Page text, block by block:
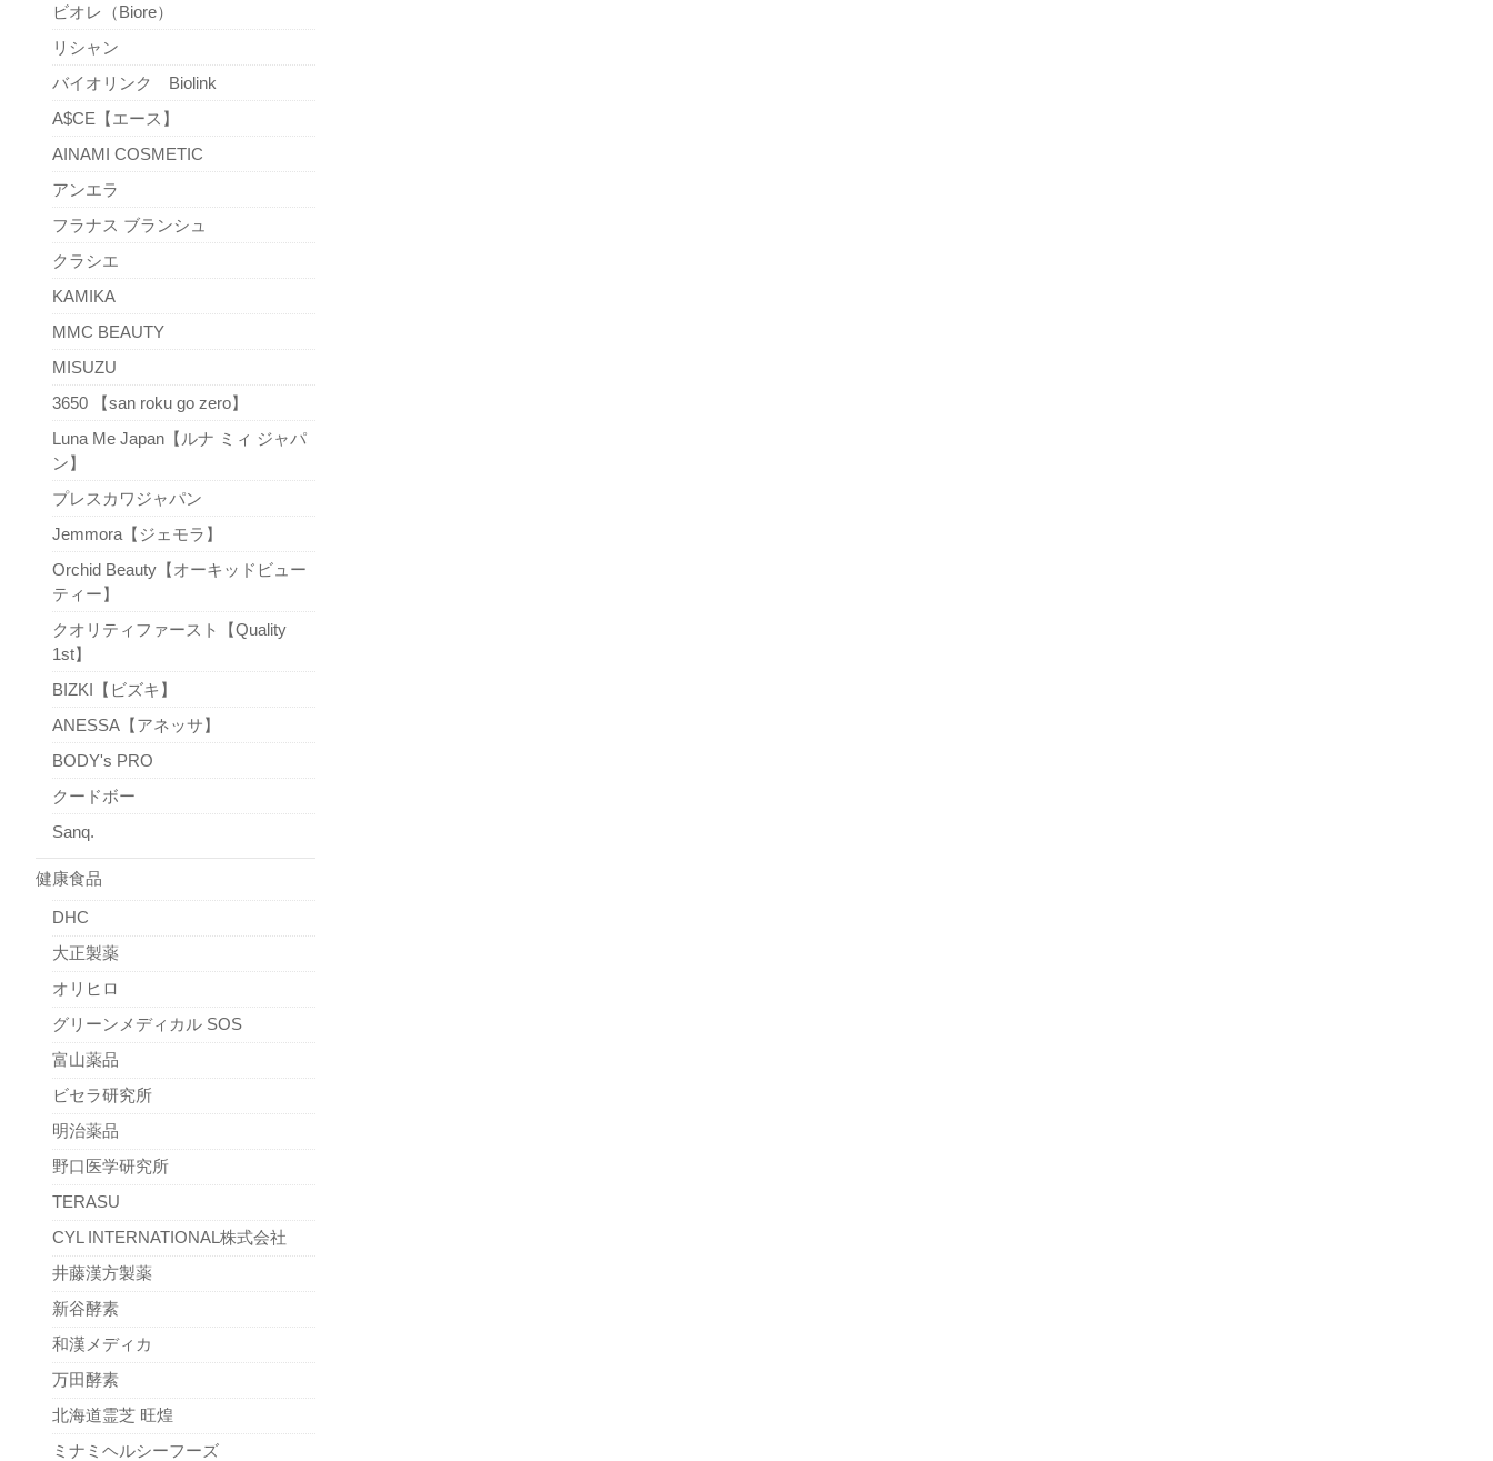
ビオレ（Biore）
リシャン
バイオリンク Biolink
A$CE【エース】
AINAMI COSMETIC
アンエラ
フラナス ブランシュ
クラシエ
KAMIKA
MMC BEAUTY
MISUZU
3650 【san roku go zero】
Luna Me Japan【ルナ ミィ ジャパ
ン】
プレスカワジャパン
Jemmora【ジェモラ】
Orchid Beauty【オーキッドビュー
ティー】
クオリティファースト【Quality
1st】
BIZKI【ビズキ】
ANESSA【アネッサ】
BODY's PRO
クードボー
Sanq.
健康食品
DHC
大正製薬
オリヒロ
グリーンメディカル SOS
富山薬品
ビセラ研究所
明治薬品
野口医学研究所
TERASU
CYL INTERNATIONAL株式会社
井藤漢方製薬
新谷酵素
和漢メディカ
万田酵素
北海道霊芝 旺煌
ミナミヘルシーフーズ